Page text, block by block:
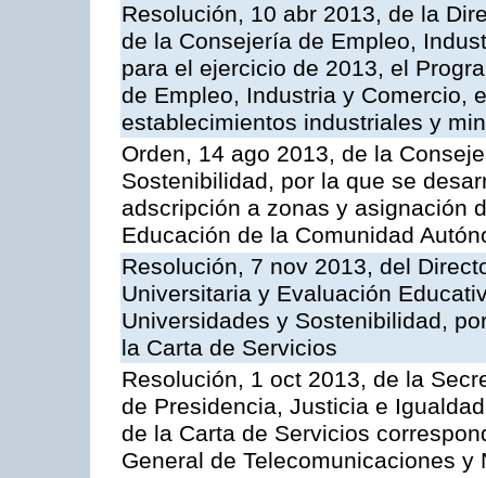
Resolución, 10 abr 2013, de la
de la Consejería de Empleo,
para el ejercicio de 2013, el
de Empleo, Industria y Comercio,
establecimientos industriales y
Orden, 14 ago 2013, de la
Sostenibilidad, por la que se
adscripción a zonas y asignación
Educación de la Comunidad
Resolución, 7 nov 2013, del
Universitaria y Evaluación
Universidades y Sostenibilidad,
la Carta de Servicios
Resolución, 1 oct 2013, de la
de Presidencia, Justicia e
de la Carta de Servicios
General de Telecomunicaciones y